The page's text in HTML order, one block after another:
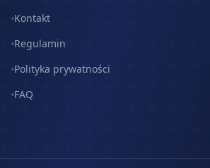
Kontakt
Regulamin
Polityka prywatności
FAQ